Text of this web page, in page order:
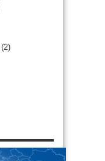
(2)